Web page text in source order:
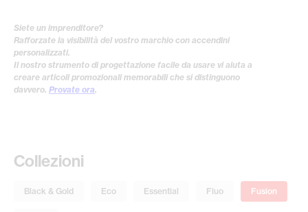
Siete un imprenditore?
Rafforzate la visibilità del vostro marchio con accendini
personalizzati.
Il nostro strumento di progettazione facile da usare vi aiuta a
creare articoli promozionali memorabili che si distinguono
davvero. Provate ora.
Collezioni
Black & Gold Eco Essential Fluo Fusion